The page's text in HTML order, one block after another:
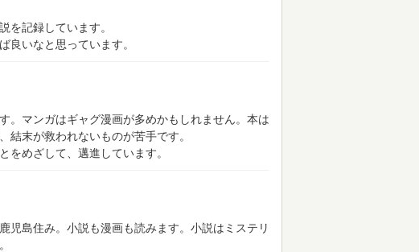
を記録しています。
良いなと思っています。
。マンガはギャグ漫画が多めかもしれません。本は
結末が救われないものが苦手です。
をめざして、邁進しています。
島住み。小説も漫画も読みます。小説はミステリ